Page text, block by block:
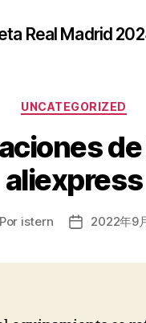
Real Madrid
Categorías
UNCATEGORIZED
aliexpress
Por istern
Fecha2022年9